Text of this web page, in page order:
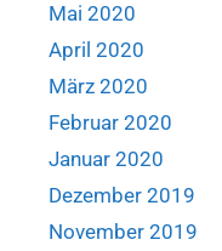
Mai 2020
April 2020
März 2020
Februar 2020
Januar 2020
Dezember 2019
November 2019